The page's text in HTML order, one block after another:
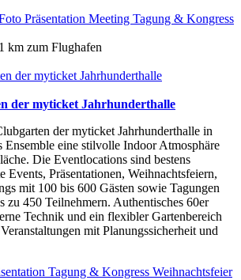
Präsentation Meeting Tagung & Kongress
km zum Flughafen
der myticket Jahrhunderthalle
der myticket Jahrhunderthalle in
Ensemble eine stilvolle Indoor Atmosphäre
Die Eventlocations sind bestens
Events, Präsentationen, Weihnachtsfeiern,
mit 100 bis 600 Gästen sowie Tagungen
zu 450 Teilnehmern. Authentisches 60er
Technik und ein flexibler Gartenbereich
mit Planungssicherheit und
Tagung & Kongress Weihnachtsfeier